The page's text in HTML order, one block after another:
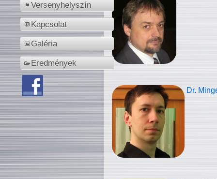
Versenyhelyszín
Kapcsolat
Galéria
Eredmények
Dr.